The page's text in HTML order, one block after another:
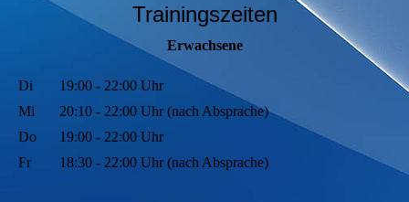
Trainingszeiten
Erwachsene
Di
19:00 - 22:00 Uhr
Mi
20:10 - 22:00 Uhr (nach Absprache)
Do
19:00 - 22:00 Uhr
Fr
18:30 - 22:00 Uhr (nach Absprache)